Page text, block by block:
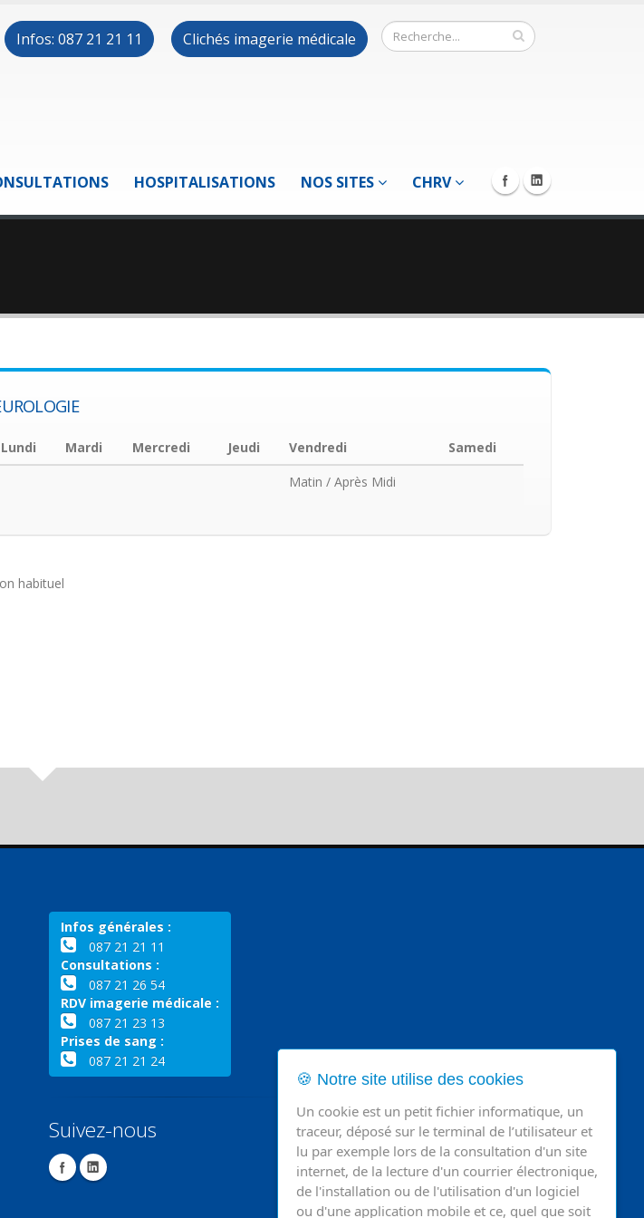
Infos: 087 21 21 11 Clichés imagerie médicale
HOSPITALISATIONS NOS SITES CHRV
Lundi Mardi Mercredi Jeudi Vendredi
Samedi
Matin / Après Midi
habituel
Infos générales :
087 21 21 11
Consultations :
087 21 26 54
RDV imagerie médicale :
087 21 23 13
Prises de sang :
087 21 21 24
Suivez-nous
🍪 Notre site utilise des cookies
Un cookie est un petit fichier informatique, un
traceur, déposé sur le terminal de l’utilisateur et
lu par exemple lors de la consultation d'un site
internet, de la lecture d'un courrier électronique,
de l'installation ou de l'utilisation d'un logiciel
ou d'une application mobile et ce, quel que soit